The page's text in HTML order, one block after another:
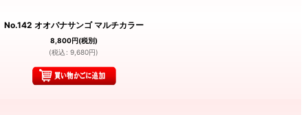
No.142 オオバナサンゴ マルチカラー
8,800円(税別)
(税込 : 9,680円)